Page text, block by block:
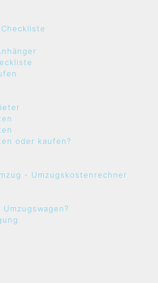
oder kaufen?
- Umzugskostenrechner